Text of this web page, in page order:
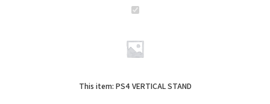
PS4
STAND
This item: PS4 VERTICAL STAND